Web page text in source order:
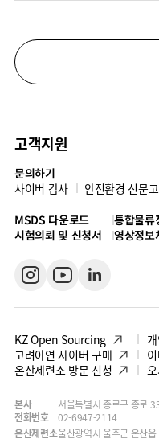
고객지원
문의하기
사이버 감사
안전환경 신문고
MSDS 다운로드
시험의뢰 및 신청서
통합물류
영상정보
KZ Open Sourcing
고려아연 사이버 구매
온산제련소 방문 신청
본사
서울특별시 종로구 종로
전화번호
02-6947-2114
온산제련소울산광역시 울주군 온산